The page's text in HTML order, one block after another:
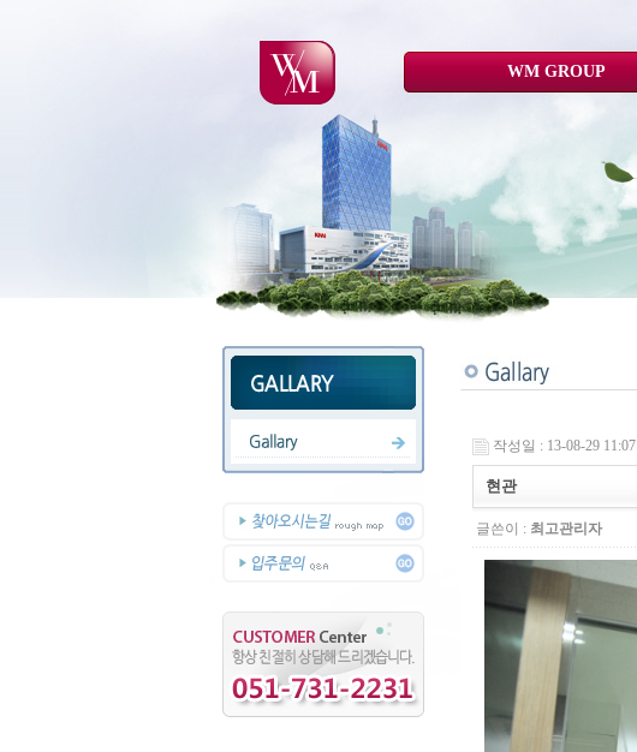
WM GROUP
작성일 : 13-08-29 11:07
현관
글쓴이 : 최고관리자